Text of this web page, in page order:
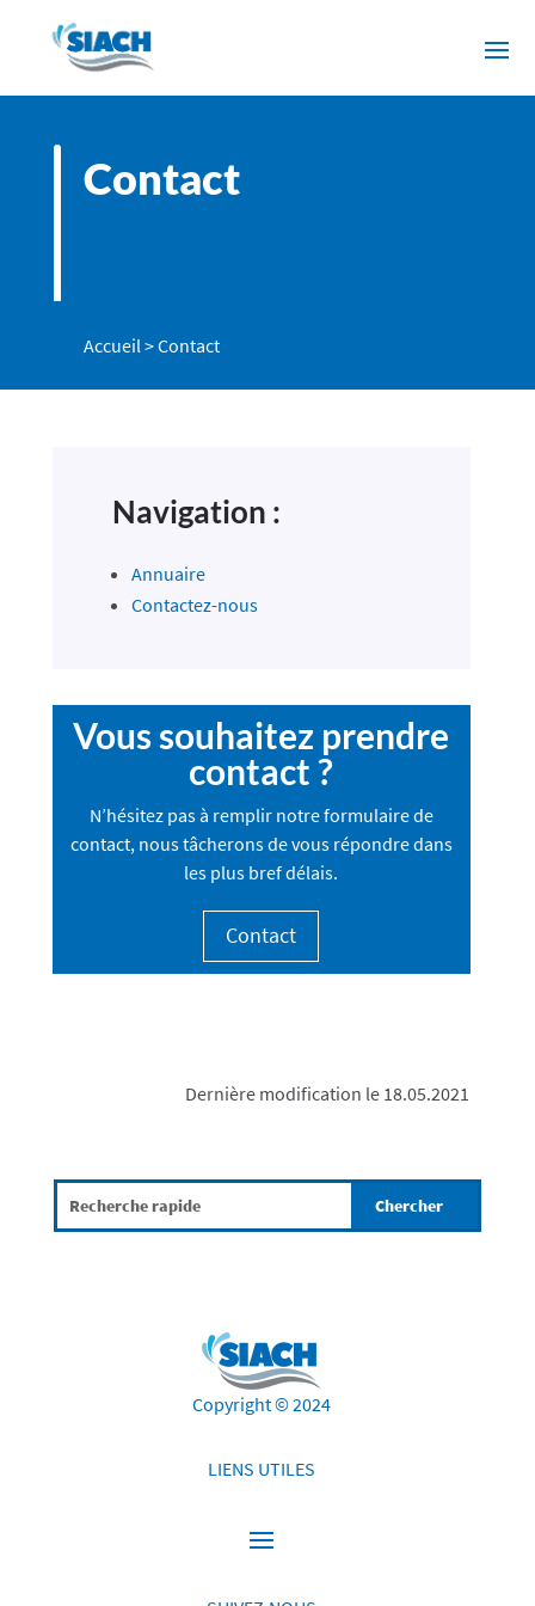
Contact
Accueil>Contact
Navigation :
Annuaire
Contactez-nous
Vous souhaitez prendre
contact ?
N’hésitez pas à remplir notre formulaire de
contact, nous tâcherons de vous répondre dans
les plus bref délais.
Contact
Dernière modification le 18.05.2021
Copyright © 2024
LIENS UTILES